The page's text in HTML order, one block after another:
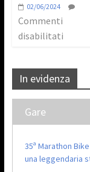
02/06/2024
Commenti
disabilitati
In evidenza
Gare
35ª Marathon
una leggendaria